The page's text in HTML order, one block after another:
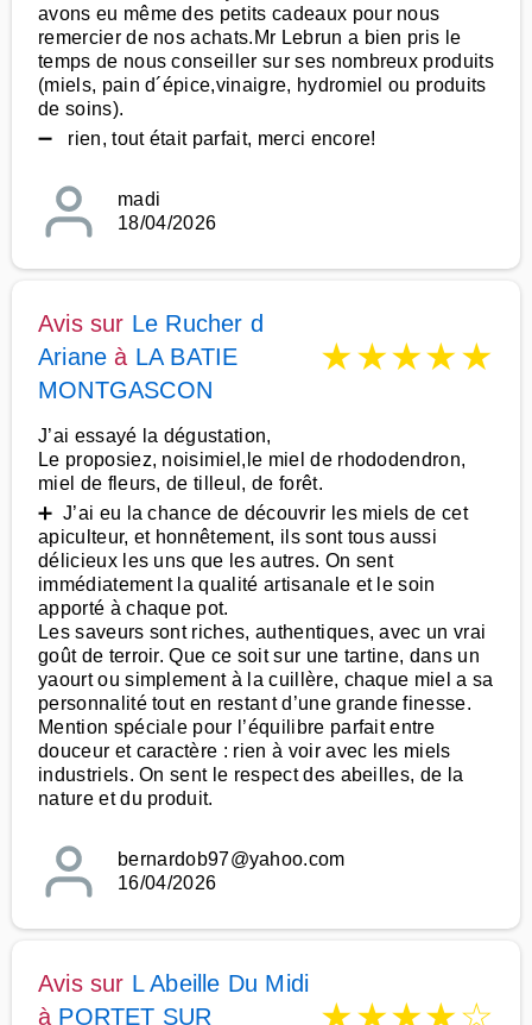
avons eu même des petits cadeaux pour nous
remercier de nos achats.Mr Lebrun a bien pris le
temps de nous conseiller sur ses nombreux produits
(miels, pain d´épice,vinaigre, hydromiel ou produits
de soins).
➖ rien, tout était parfait, merci encore!
madi
18/04/2026
Avis sur Le Rucher d
Ariane à LA BATIE
MONTGASCON
★★★★★
J’ai essayé la dégustation,
Le proposiez, noisimiel,le miel de rhododendron,
miel de fleurs, de tilleul, de forêt.
➕ J’ai eu la chance de découvrir les miels de cet
apiculteur, et honnêtement, ils sont tous aussi
délicieux les uns que les autres. On sent
immédiatement la qualité artisanale et le soin
apporté à chaque pot.
Les saveurs sont riches, authentiques, avec un vrai
goût de terroir. Que ce soit sur une tartine, dans un
yaourt ou simplement à la cuillère, chaque miel a sa
personnalité tout en restant d’une grande finesse.
Mention spéciale pour l’équilibre parfait entre
douceur et caractère : rien à voir avec les miels
industriels. On sent le respect des abeilles, de la
nature et du produit.
bernardob97@yahoo.com
16/04/2026
Avis sur L Abeille Du Midi
à PORTET SUR